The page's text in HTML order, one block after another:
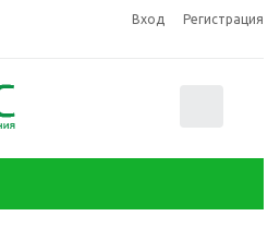
Вход Регистрация